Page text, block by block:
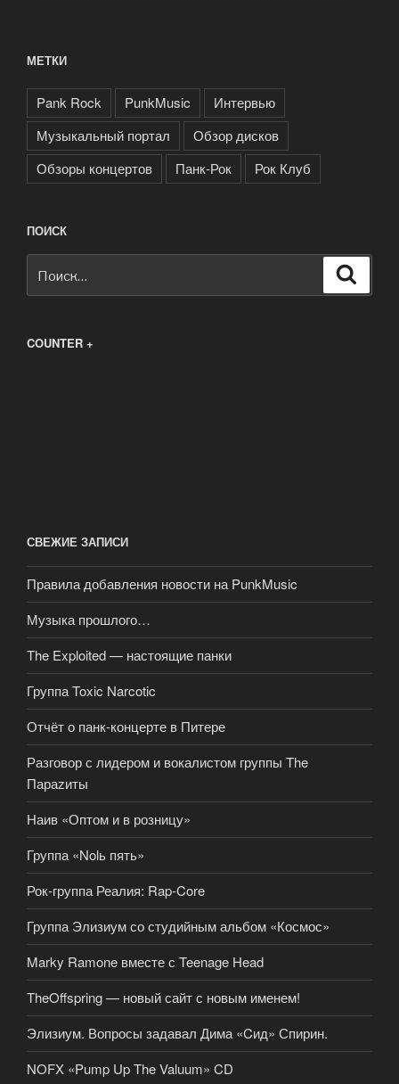
МЕТКИ
Pank Rock PunkMusic
Интервью
Музыкальный портал
Обзор дисков
Обзоры концертов
Панк-Рок Рок Клуб
ПОИСК
COUNTER +
СВЕЖИЕ ЗАПИСИ
Правила добавления новости на PunkMusic
Музыка прошлого…
The Exploited — настоящие панки
Группа Toxic Narcotic
Отчёт о панк-концерте в Питере
Разговор с лидером и вокалистом группы The
Параzиты
Наив «Оптом и в розницу»
Группа «Nolь пять»
Рок-группа Реалия: Rap-Core
Группа Элизиум со студийным альбом «Космос»
Marky Ramone вместе с Teenage Head
TheOffspring — новый сайт с новым именем!
Элизиум. Вопросы задавал Дима «Cид» Спирин.
NOFX «Pump Up The Valuum» CD